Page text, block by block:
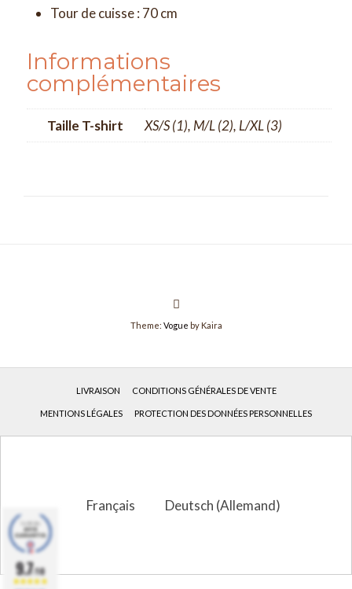
Tour de cuisse : 70 cm
Informations
complémentaires
Taille T-shirt XS/S (1), M/L (2), L/XL (3)
Theme: Vogue by Kaira
LIVRAISON CONDITIONS GÉNÉRALES DE VENTE
MENTIONS LÉGALES PROTECTION DES DONNÉES PERSONNELLES
Français Deutsch (Allemand)
9.7/10